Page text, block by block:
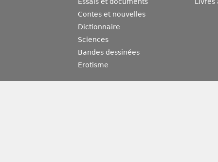
Essais et documents
Contes et nouvelles
Dictionnaire
Sciences
Bandes dessinées
Erotisme
Livres